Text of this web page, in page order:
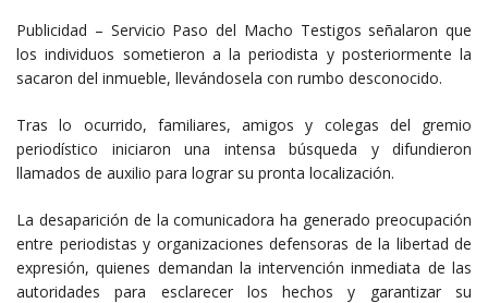
Publicidad – Servicio Paso del Macho Testigos señalaron que
los individuos sometieron a la periodista y posteriormente la
sacaron del inmueble, llevándosela con rumbo desconocido.
Tras lo ocurrido, familiares, amigos y colegas del gremio
periodístico iniciaron una intensa búsqueda y difundieron
llamados de auxilio para lograr su pronta localización.
La desaparición de la comunicadora ha generado preocupación
entre periodistas y organizaciones defensoras de la libertad de
expresión, quienes demandan la intervención inmediata de las
autoridades para esclarecer los hechos y garantizar su